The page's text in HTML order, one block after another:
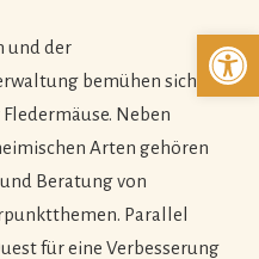
und der
bemühen sich
Neben
Arten gehören
Beratung von
Parallel
für eine Verbesserung